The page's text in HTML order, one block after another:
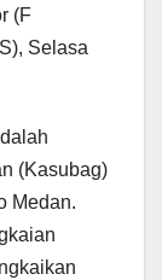
(F
Selasa
(Kasubag)
Medan.